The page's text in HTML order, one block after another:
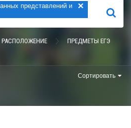
представлений и
×
НАЙТИ
РАСПОЛОЖЕНИЕ ПРЕДМЕТЫ ЕГЭ
Сортировать